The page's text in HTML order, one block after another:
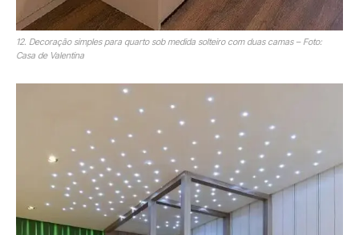
12. Decoração simples para quarto sob medida solteiro com duas camas – Foto:
Casa de Valentina